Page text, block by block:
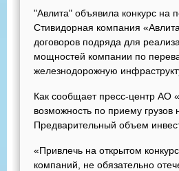
"Авлита" объявила конкурс
Стивидорная компания
договоров подряда для
мощностей компании по
железнодорожную
Как сообщает пресс-центр АО
возможность по приему
Предварительный объем
«Привлечь на открытом
компаний, не обязательно